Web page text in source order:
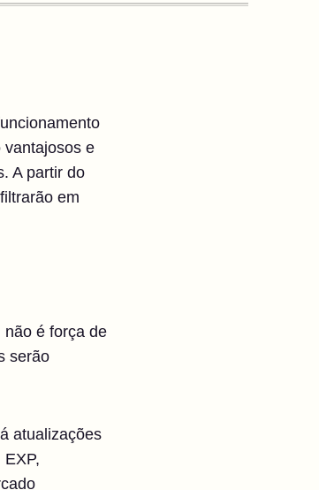
vantajosos e
A partir do
em
não é força de
serão
atualizações